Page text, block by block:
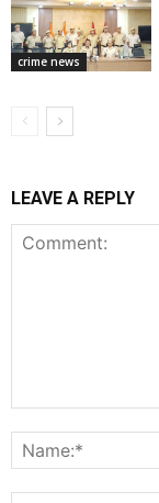
crime news
LEAVE A REPLY